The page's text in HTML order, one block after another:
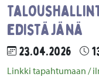
edistäjänä
23.04.2026
Linkki tapahtumaan /